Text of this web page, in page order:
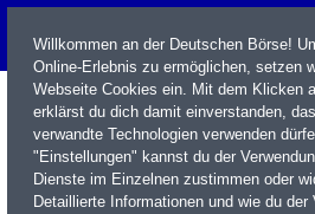
Willkommen an der Deutschen Börse!
Online-Erlebnis zu ermöglichen, setzen
Webseite Cookies ein. Mit dem Klicken
erklärst du dich damit einverstanden,
verwandte Technologien verwenden
"Einstellungen" kannst du der
Dienste im Einzelnen zustimmen oder
Detaillierte Informationen und wie du der